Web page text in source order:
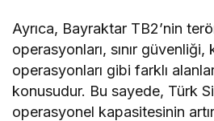
Ayrıca, Bayraktar TB2’nin
operasyonları, sınır
operasyonları gibi farklı
konusudur. Bu sayede, Türk
operasyonel kapasitesinin